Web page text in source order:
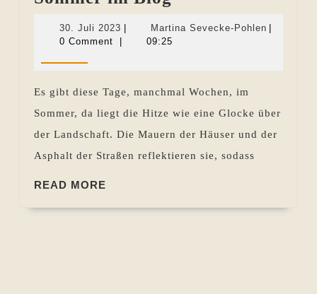
Hitze
30. Juli 2023 30.
Juli
| Martina Sevecke-Pohlen Martina
|
0 Comment
| 09:25
Es gibt diese Tage, manchmal Wochen, im
Sommer, da liegt die Hitze wie eine Glocke über
der Landschaft. Die Mauern der Häuser und der
Asphalt der Straßen reflektieren sie, sodass
READ MORE